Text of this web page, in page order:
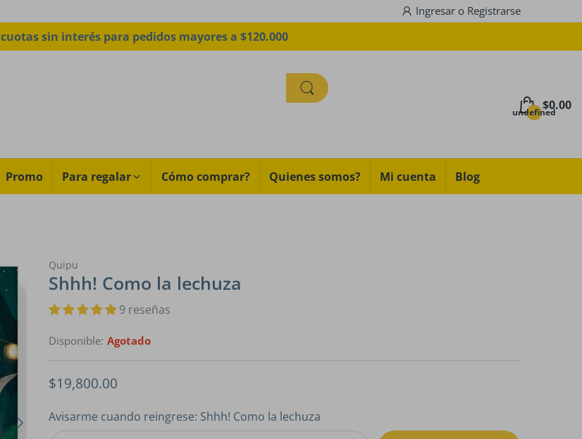
Ingresar o Registrarse
Envíos sin cargo a todo el país a partir de $99.900. Código ENVIOGRATIS
undefined$0.00
Promo Para regalar Cómo comprar? Quienes somos? Mi cuenta Blog
Quipu
Shhh! Como la lechuza
9 reseñas
Disponible: Agotado
$19,800.00
Avisarme cuando reingrese: Shhh! Como la lechuza